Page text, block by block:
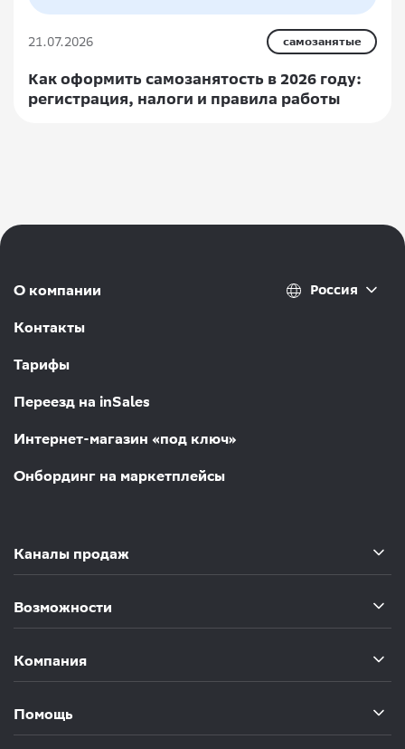
21.07.2026 самозанятые
Как оформить самозанятость в 2026 году:
регистрация, налоги и правила работы
О компании
Контакты
Тарифы
Переезд на inSales
Интернет-магазин «под ключ»
Онбординг на маркетплейсы
Россия
Каналы продаж
Возможности
Компания
Помощь